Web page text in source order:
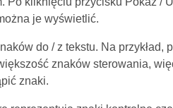
je wyświetlić.
do / z tekstu. Na przykład,
znaków sterowania,
znaki.